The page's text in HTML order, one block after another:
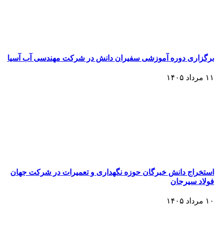
برگزاری دوره آموزشی سفیران دانش در شرکت مهندسی آب آسیا
۱۱ مرداد ۱۴۰۵
استخراج دانش خبرگان حوزه نگهداری و تعمیرات در شرکت جهان
فولاد سیرجان
۱۰ مرداد ۱۴۰۵